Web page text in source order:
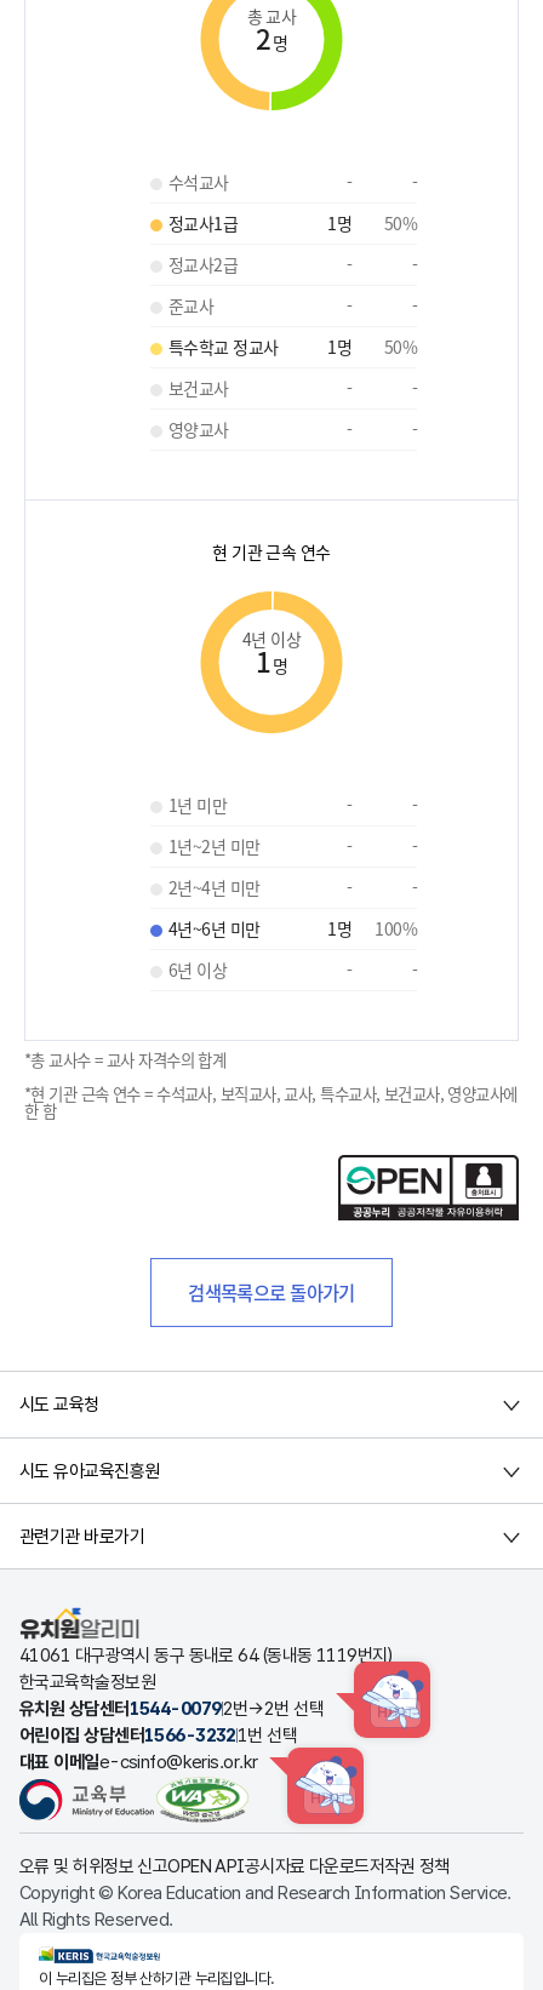
총 교사
2명
수석교사 -
-
정교사1급
1명 50%
정교사2급
-
-
준교사
-
-
특수학교 정교사
1명 50%
보건교사
-
-
영양교사
- -
현 기관 근속 연수
4년 이상
1명
1년 미만 -
-
1년~2년 미만
-
-
2년~4년 미만
-
-
4년~6년 미만
1명 100%
6년 이상
- -
*총 교사수 = 교사 자격수의 합계
*현 기관 근속 연수 = 수석교사, 보직교사, 교사, 특수교사, 보건교사, 영양교사에
한 함
검색목록으로 돌아가기
시도 교육청
시도 유아교육진흥원
관련기관 바로가기
유치원알리미
41061 대구광역시 동구 동내로 64 (동내동 1119번지)
한국교육학술정보원
유치원 상담센터 1544-00792번→2번 선택 HINT
어린이집 상담센터1566-32321번 선택
대표 이메일e-csinfo@keris.or.kr
HINT
오류 및 허위정보 신고OPEN API공시자료 다운로드저작권 정책
Copyright © Korea Education and Research Information Service.
All Rights Reserved.
KERIS한국교육학술정보원
이 누리집은 정부 산하기관 누리집입니다.